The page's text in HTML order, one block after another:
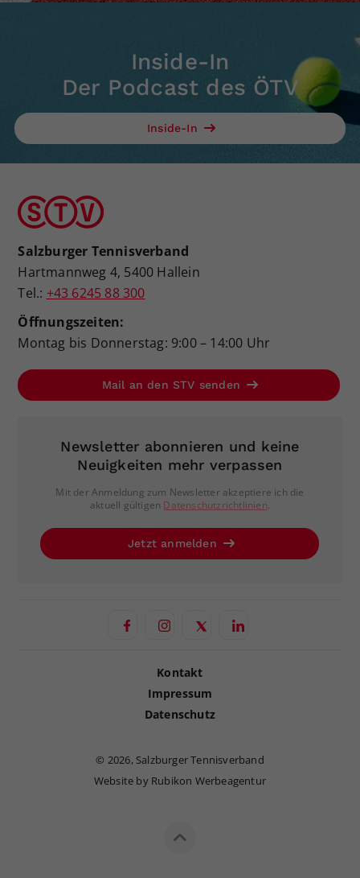
Inside-In
Der Podcast des ÖTV
Inside-In
Salzburger Tennisverband
Hartmannweg 4, 5400 Hallein
Tel.: +43 6245 88 300
Öffnungszeiten:
Montag bis Donnerstag: 9:00 – 14:00 Uhr
Mail an den STV senden
Newsletter abonnieren und keine
Neuigkeiten mehr verpassen
Mit der Anmeldung zum Newsletter akzeptiere ich die
aktuell gültigen Datenschutzrichtlinien.
Jetzt anmelden
Kontakt
Impressum
Datenschutz
© 2026, Salzburger Tennisverband
Website by Rubikon Werbeagentur